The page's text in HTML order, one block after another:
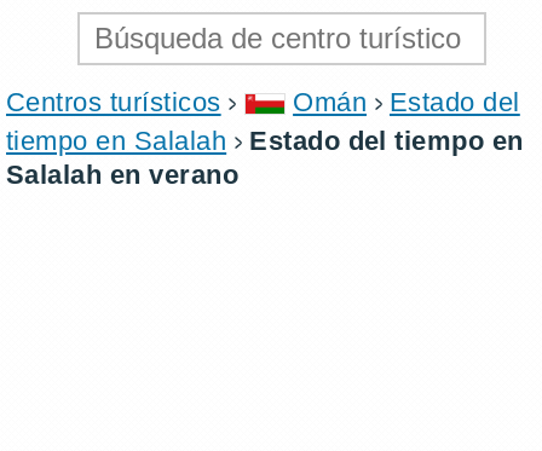
Centros turísticos Omán
Estado del
tiempo en Salalah
Estado del tiempo en
Salalah en verano